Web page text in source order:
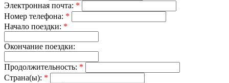
Электронная почта: *
Номер телефона: *
Начало поездки: *
Окончание поездки:
Продолжительность: *
Страна(ы): *